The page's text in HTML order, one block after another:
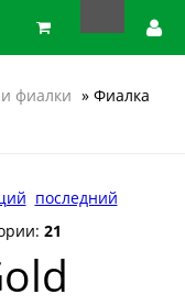
фиалки » Фиалка
последний
21